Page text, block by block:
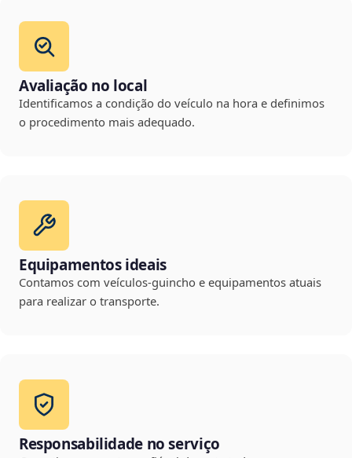
Avaliação no local
Identificamos a condição do veículo na hora e definimos
o procedimento mais adequado.
Equipamentos ideais
Contamos com veículos-guincho e equipamentos atuais
para realizar o transporte.
Responsabilidade no serviço